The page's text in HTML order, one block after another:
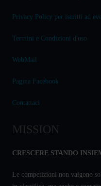
Privacy Policy per iscritti ad
Termini e Condizioni d'uso
WebMail
Pagina Facebook
Contattaci
MISSION
CRESCERE STANDO
Le competizioni non valgono